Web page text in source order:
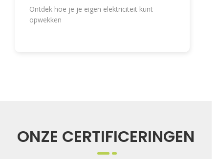
Ontdek hoe je je eigen elektriciteit kunt
opwekken
ONZE CERTIFICERINGEN